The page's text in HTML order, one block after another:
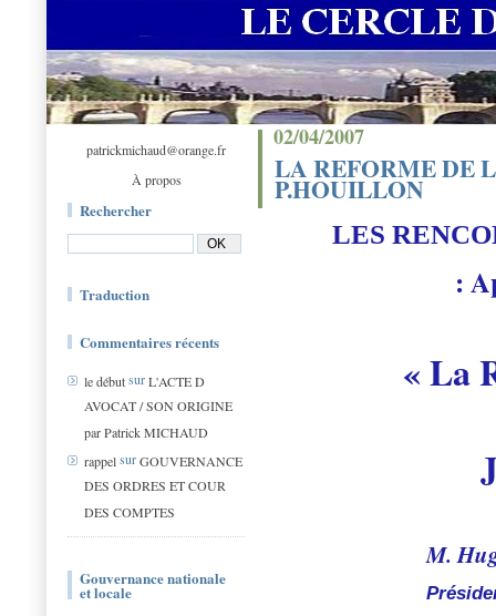
patrickmichaud@orange.fr
À propos
Rechercher
Traduction
Commentaires récents
le débutsurL'ACTE D
AVOCAT / SON ORIGINE
par Patrick MICHAUD
rappelsurGOUVERNANCE
DES ORDRES ET COUR
DES COMPTES
Gouvernance nationale
et locale
02/04/2007
LA REFORME DE
P.HOUILLON
LES
:
« La
M.